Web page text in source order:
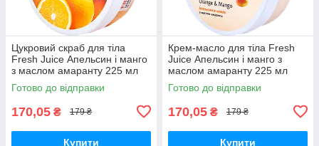
Цукровий скраб для тіла
Fresh Juice Апельсин і манго
з маслом амаранту 225 мл
Готово до відправки
170,05 ₴ 179 ₴
Купити
Крем-масло для тіла Fresh
Juice Апельсин і манго з
маслом амаранту 225 мл
Готово до відправки
170,05 ₴ 179 ₴
Купити